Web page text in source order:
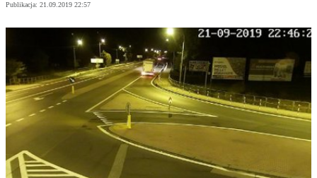
Publikacja: 21.09.2019 22:57